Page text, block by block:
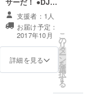
を行い、シ
ング
ル“S.T.A.R.S.
”はiTunesダ
ンスミュー
ジック
AKi からお礼の
メッセージ ●ス
テッカー ●レ
ポート ●DJ AKi
主催イベン
ト"Jupiter"へ無
支援者：1人
お届け予定：
2017年10月
詳細を見る
こ
の
リ
タ
ー
ン
を
選
択
す
る